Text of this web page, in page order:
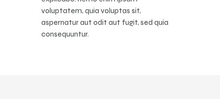
voluptatem, quia voluptas sit,
aspernatur aut odit aut fugit, sed quia
consequuntur.